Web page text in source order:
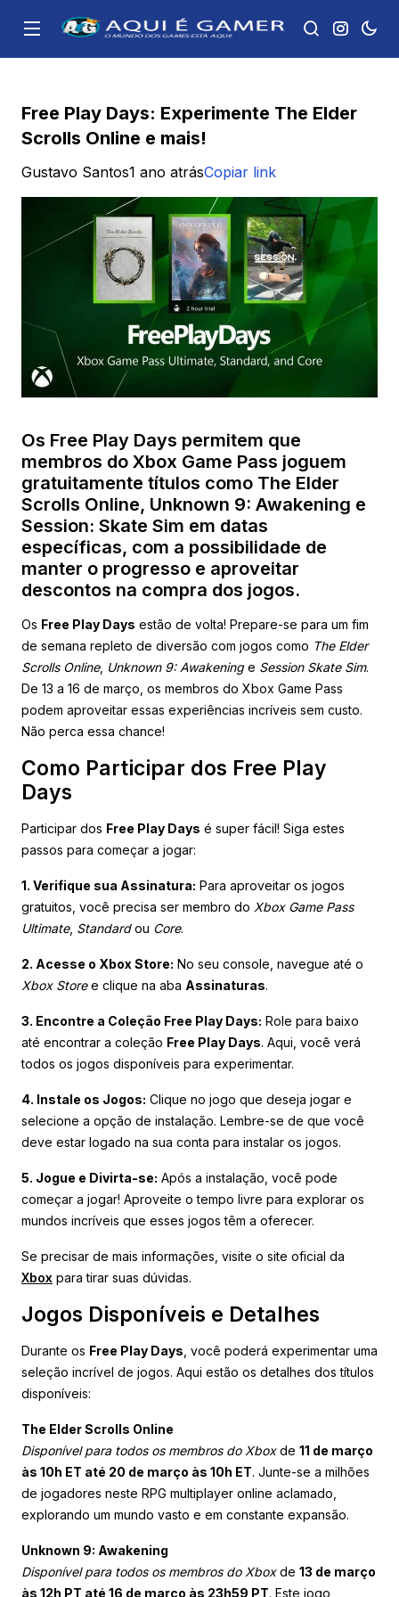
Free Play Days: Experimente The Elder
Scrolls Online e mais!
Gustavo Santos1 ano atrásCopiar link
Os Free Play Days permitem que
membros do Xbox Game Pass joguem
gratuitamente títulos como The Elder
Scrolls Online, Unknown 9: Awakening e
Session: Skate Sim em datas
específicas, com a possibilidade de
manter o progresso e aproveitar
descontos na compra dos jogos.
Os Free Play Days estão de volta! Prepare-se para um fim
de semana repleto de diversão com jogos como The Elder
Scrolls Online, Unknown 9: Awakeninge Session Skate Sim.
De 13 a 16 de março, os membros do Xbox Game Pass
podem aproveitar essas experiências incríveis sem custo.
Não perca essa chance!
Como Participar dos Free Play
Days
Participar dos Free Play Days é super fácil! Siga estes
passos para começar a jogar:
1. Verifique sua Assinatura: Para aproveitar os jogos
gratuitos, você precisa ser membro do Xbox Game Pass
Ultimate, Standardou Core.
2. Acesse o Xbox Store: No seu console, navegue até o
Xbox Storee clique na aba Assinaturas.
3. Encontre a Coleção Free Play Days: Role para baixo
até encontrar a coleção Free Play Days. Aqui, você verá
todos os jogos disponíveis para experimentar.
4. Instale os Jogos: Clique no jogo que deseja jogar e
selecione a opção de instalação. Lembre-se de que você
deve estar logado na sua conta para instalar os jogos.
5. Jogue e Divirta-se: Após a instalação, você pode
começar a jogar! Aproveite o tempo livre para explorar os
mundos incríveis que esses jogos têm a oferecer.
Se precisar de mais informações, visite o site oficial da
Xbox para tirar suas dúvidas.
Jogos Disponíveis e Detalhes
Durante os Free Play Days , você poderá experimentar uma
seleção incrível de jogos. Aqui estão os detalhes dos títulos
disponíveis:
The Elder Scrolls Online
Disponível para todos os membros do Xboxde 11 de março
às 10h ET até 20 de março às 10h ET. Junte-se a milhões
de jogadores neste RPG multiplayer online aclamado,
explorando um mundo vasto e em constante expansão.
Unknown 9: Awakening
Disponível para todos os membros do Xboxde 13 de março
às 12h PT até 16 de março às 23h59 PT. Este jogo